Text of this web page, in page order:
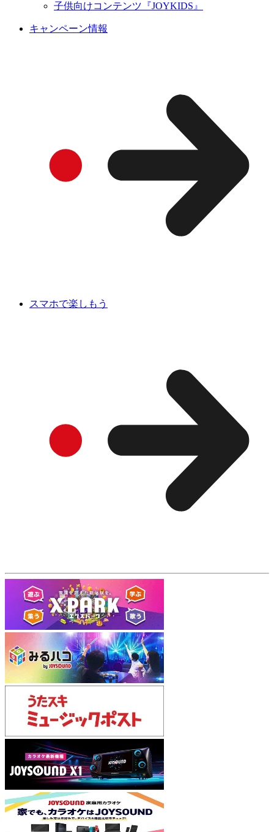
子供向けコンテンツ『JOYKIDS』
キャンペーン情報
スマホで楽しもう